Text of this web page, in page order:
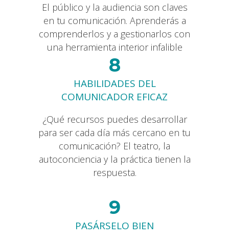
El público y la audiencia son claves
en tu comunicación. Aprenderás a
comprenderlos y a gestionarlos con
una herramienta interior infalible
8
HABILIDADES DEL
COMUNICADOR EFICAZ
¿Qué recursos puedes desarrollar
para ser cada día más cercano en tu
comunicación? El teatro, la
autoconciencia y la práctica tienen la
respuesta.
9
PASÁRSELO BIEN